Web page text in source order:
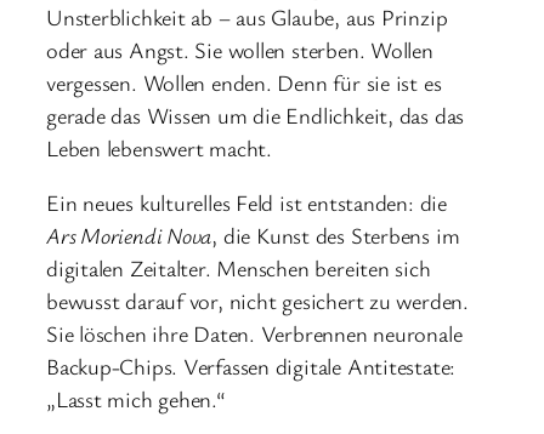
Unsterblichkeit ab – aus Glaube, aus Prinzip
oder aus Angst. Sie wollen sterben. Wollen
vergessen. Wollen enden. Denn für sie ist es
gerade das Wissen um die Endlichkeit, das das
Leben lebenswert macht.
Ein neues kulturelles Feld ist entstanden: die
Ars Moriendi Nova, die Kunst des Sterbens im
digitalen Zeitalter. Menschen bereiten sich
bewusst darauf vor, nicht gesichert zu werden.
Sie löschen ihre Daten. Verbrennen neuronale
Backup-Chips. Verfassen digitale Antitestate:
„Lasst mich gehen.“